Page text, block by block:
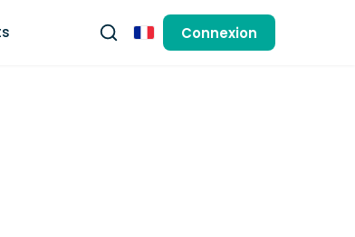
FrançaisConnexion